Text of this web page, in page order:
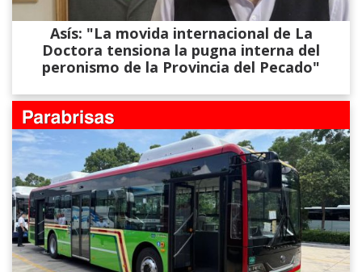
Asís: "La movida internacional de La
Doctora tensiona la pugna interna del
peronismo de la Provincia del Pecado"